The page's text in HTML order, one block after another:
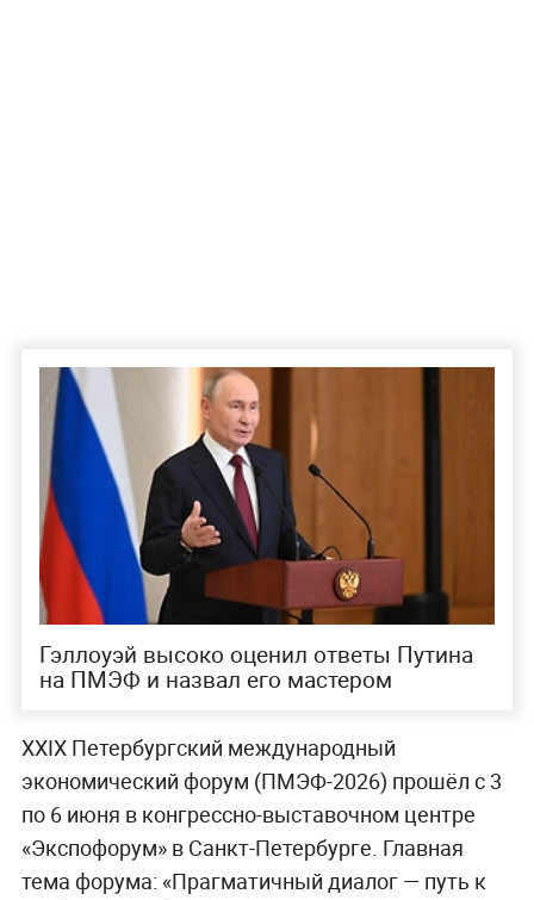
Гэллоуэй высоко оценил ответы Путина
на ПМЭФ и назвал его мастером
XXIX Петербургский международный
экономический форум (ПМЭФ-2026) прошёл с 3
по 6 июня в конгрессно-выставочном центре
«Экспофорум» в Санкт-Петербурге. Главная
тема форума: «Прагматичный диалог — путь к